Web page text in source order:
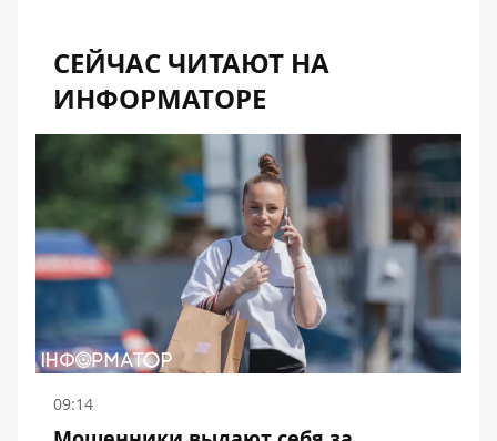
СЕЙЧАС ЧИТАЮТ НА
ИНФОРМАТОРЕ
09:14